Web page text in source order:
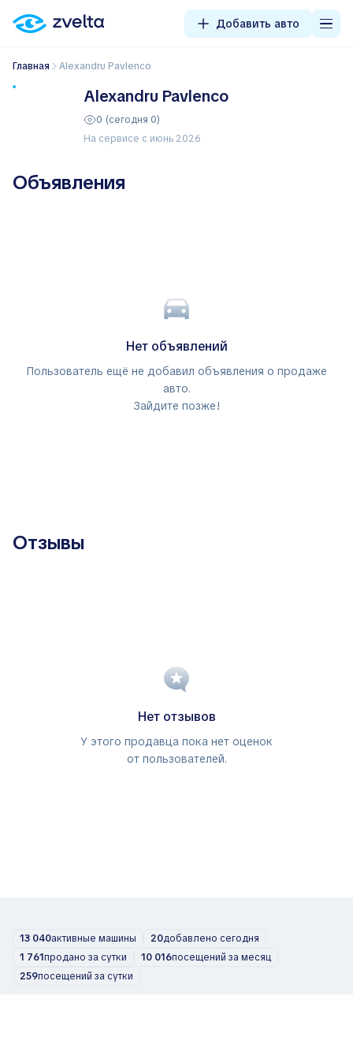
Добавить авто
Главная Alexandru Pavlenco
Alexandru Pavlenco
0 (сегодня 0)
На сервисе с июнь 2026
Объявления
Нет объявлений
Пользователь ещё не добавил объявления о продаже
авто.
Зайдите позже!
Отзывы
Нет отзывов
У этого продавца пока нет оценок
от пользователей.
13 040активные машины 20добавлено сегодня
1 761продано за сутки 10 016посещений за месяц
259посещений за сутки